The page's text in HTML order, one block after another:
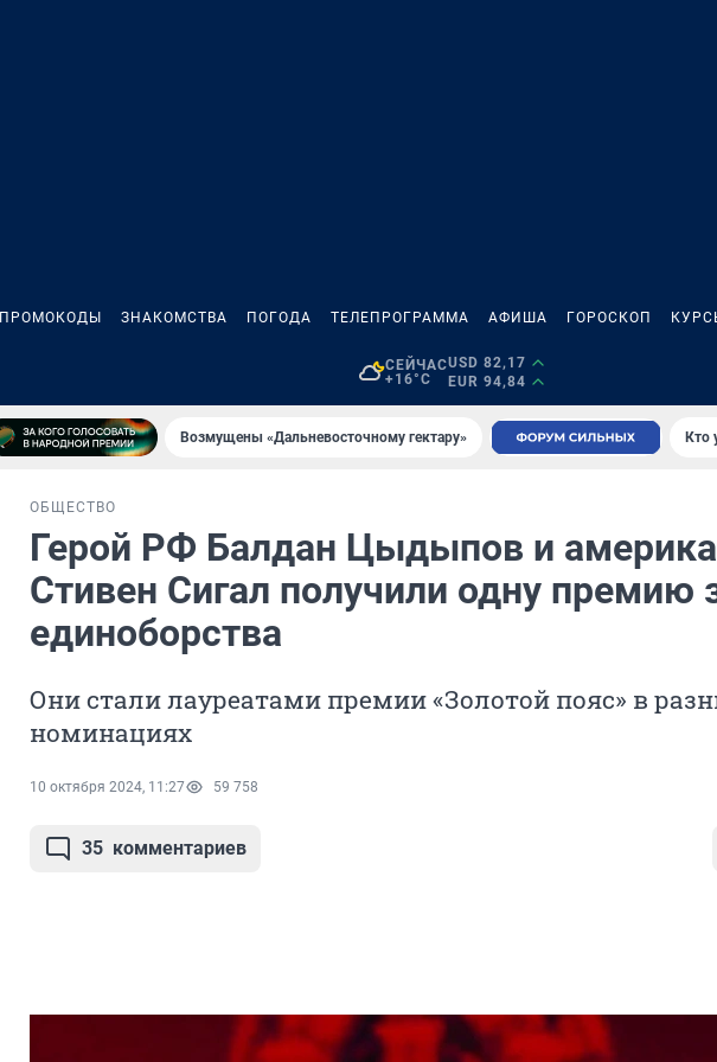
ПРОМОКОДЫ ЗНАКОМСТВА ПОГОДА ТЕЛЕПРОГРАММА АФИША ГОРОСКОП
СЕЙЧАС
+16°C
USD 82,17
EUR 94,84
Возмущены «Дальневосточному гектару» Кто
ОБЩЕСТВО
Герой РФ Балдан Цыдыпов и
Стивен Сигал получили одну премию
единоборства
Они стали лауреатами премии «Золотой пояс» в
номинациях
10 октября 2024, 11:27 59 758
35 комментариев